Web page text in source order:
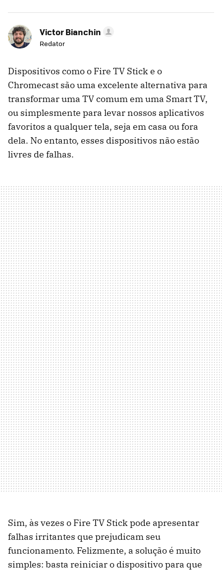
Victor Bianchin
Redator
Dispositivos como o Fire TV Stick e o
Chromecast são uma excelente alternativa para
transformar uma TV comum em uma Smart TV,
ou simplesmente para levar nossos aplicativos
favoritos a qualquer tela, seja em casa ou fora
dela. No entanto, esses dispositivos não estão
livres de falhas.
Sim, às vezes o Fire TV Stick pode apresentar
falhas irritantes que prejudicam seu
funcionamento. Felizmente, a solução é muito
simples: basta reiniciar o dispositivo para que